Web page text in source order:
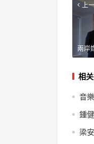
上
兩岸
相
音
鍾
梁